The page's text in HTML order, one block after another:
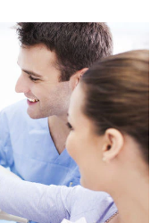
PARA PROFESIONALES
CUPONES
DO (ES)
SUSCRÍBASE